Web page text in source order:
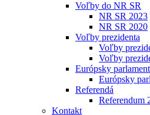
Voľby do NR SR
NR SR 2023
NR SR 2020
Voľby prezidenta
Voľby
Voľby
Európsky parlament
Európsky
Referendá
Referendum
Kontakt